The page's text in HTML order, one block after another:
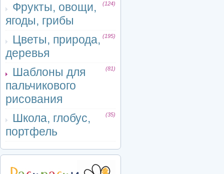
Фрукты, овощи,
ягоды, грибы
(124)
Цветы, природа,
деревья
(195)
Шаблоны для
пальчикового
рисования
(81)
Школа, глобус,
портфель
(35)